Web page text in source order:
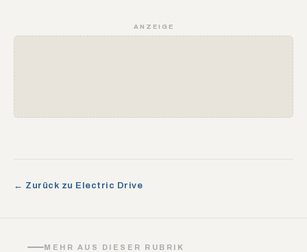
ANZEIGE
← Zurück zu Electric Drive
MEHR AUS DIESER RUBRIK